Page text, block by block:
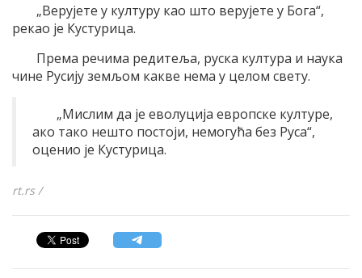
„Верујете у културу као што верујете у Бога“,
рекао је Кустурица.
Према речима редитеља, руска култура и наука
чине Русију земљом какве нема у целом свету.
„Мислим да је еволуција европске културе,
ако тако нешто постоји, немогућа без Руса“,
оценио је Кустурица.
rt.rs /